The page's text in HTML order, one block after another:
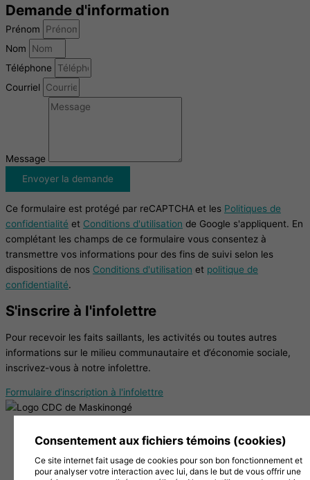
Demande d'information
Prénom
Nom
Téléphone
Courriel
Message
Envoyer la demande
Ce formulaire est protégé par reCAPTCHA et les Politiques de
confidentialité et Conditions d'utilisation de Google s'appliquent. En
complétant les champs de ce formulaire vous consentez à
transmettre vos informations pour des fins de suivi selon les
dispositions de nos Conditions d'utilisation et politique de
confidentialité.
S'inscrire à l'infolettre
Pour recevoir les faits saillants, les activités ou toutes autres
informations sur le milieu communautaire et d’économie sociale,
inscrivez-vous à notre infolettre.
Formulaire d'inscription à l'infolettre
J5V 2J7
819 228-1096
Consentement aux fichiers témoins (cookies)
Ce site internet fait usage de cookies pour son bon fonctionnement et
pour analyser votre interaction avec lui, dans le but de vous offrir une